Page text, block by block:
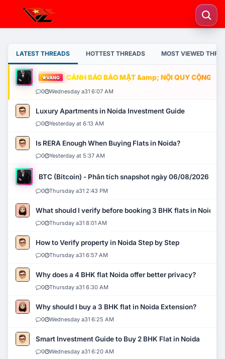
LATEST THREADS HOTTEST THREADS MOST VIEWED
VÀNG CẢNH BÁO BẢO MẬT &amp; NỘI QUY CỘNG
0 Wednesday a31 6:07 AM
Luxury Apartments in Noida Investment Guide
0 Yesterday at 6:13 AM
Is RERA Enough When Buying Flats in Noida?
0 Yesterday at 5:37 AM
BTC (Bitcoin) - Phân tích snapshot ngày 06/08/2026
0 Thursday a31 2:43 PM
What should I verify before booking 3 BHK flats in Noida?
0 Thursday a31 8:01 AM
How to Verify property in Noida Step by Step
0 Thursday a31 6:57 AM
Why does a 4 BHK flat Noida offer better privacy?
0 Thursday a31 6:30 AM
Why should I buy a 3 BHK flat in Noida Extension?
0 Wednesday a31 6:25 AM
Smart Investment Guide to Buy 2 BHK Flat in Noida
0 Wednesday a31 6:20 AM